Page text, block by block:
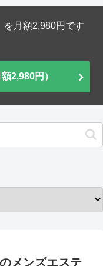
を月額2,980円です
2,980円）
メンズエステ